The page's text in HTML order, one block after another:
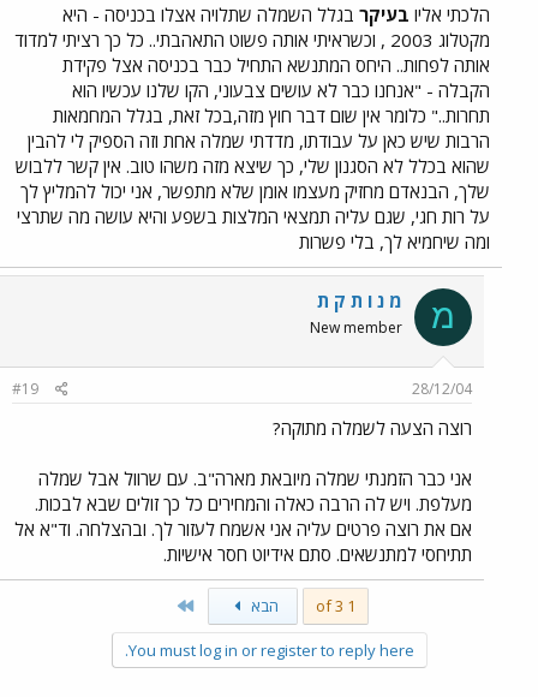
הלכתי אליו בעיקר בגלל השמלה שתלויה אצלו בכניסה - היא
מקטלוג 2003 , וכשראיתי אותה פשוט התאהבתי.. כל כך רציתי למדוד
אותה לפחות.. היחס המתנשא התחיל כבר בכניסה אצל פקידת
הקבלה - "אנחנו כבר לא עושים צבעוני, הקו שלנו עכשיו הוא
תחרות.." כלומר אין שום דבר חוץ מזה,בכל זאת, בגלל המחמאות
הרבות שיש כאן על עבודתו, מדדתי שמלה אחת וזה הספיק לי להבין
שהוא בכלל לא הסגנון שלי, כך שיצא מזה משהו טוב. אין קשר ללבוש
שלך, הבנאדם מחזיק מעצמו אומן שלא מתפשר, אני יכול להמליץ לך
על רות חגי, שגם עליה תמצאי המלצות בשפע והיא עושה מה שתרצי
ומה שיחמיא לך, בלי פשרות
מ מ נ ו ת ק ת
New member
28/12/04
#19
רוצה הצעה לשמלה מתוקה?
אני כבר הזמנתי שמלה מיובאת מארה"ב. עם שרוול אבל שמלה
מעלפת. ויש לה הרבה כאלה והמחירים כל כך זולים שבא לבכות.
אם את רוצה פרטים עליה אני אשמח לעזור לך. ובהצלחה. וד"א אל
תתיחסי למתנשאים. סתם אידיוט חסר אישיות.
1 of 3 הבא
You must log in or register to reply here.